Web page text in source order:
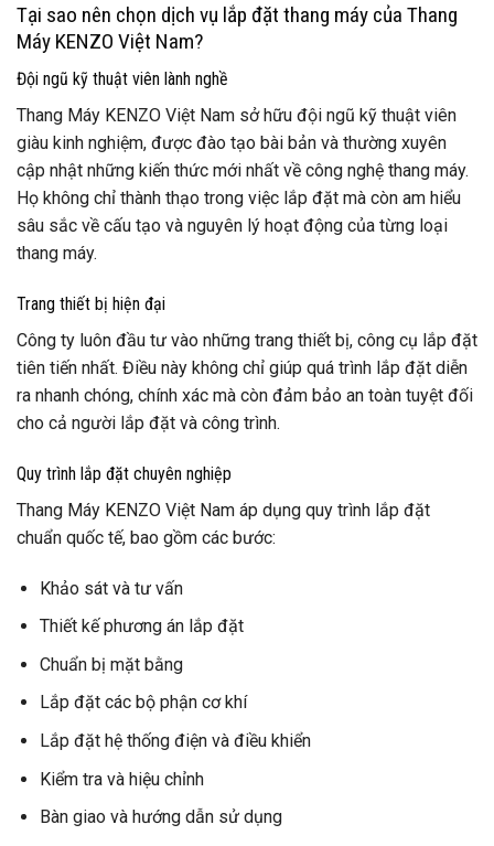
Tại sao nên chọn dịch vụ lắp đặt thang máy của Thang
Máy KENZO Việt Nam?
Đội ngũ kỹ thuật viên lành nghề
Thang Máy KENZO Việt Nam sở hữu đội ngũ kỹ thuật viên
giàu kinh nghiệm, được đào tạo bài bản và thường xuyên
cập nhật những kiến thức mới nhất về công nghệ thang máy.
Họ không chỉ thành thạo trong việc lắp đặt mà còn am hiểu
sâu sắc về cấu tạo và nguyên lý hoạt động của từng loại
thang máy.
Trang thiết bị hiện đại
Công ty luôn đầu tư vào những trang thiết bị, công cụ lắp đặt
tiên tiến nhất. Điều này không chỉ giúp quá trình lắp đặt diễn
ra nhanh chóng, chính xác mà còn đảm bảo an toàn tuyệt đối
cho cả người lắp đặt và công trình.
Quy trình lắp đặt chuyên nghiệp
Thang Máy KENZO Việt Nam áp dụng quy trình lắp đặt
chuẩn quốc tế, bao gồm các bước:
Khảo sát và tư vấn
Thiết kế phương án lắp đặt
Chuẩn bị mặt bằng
Lắp đặt các bộ phận cơ khí
Lắp đặt hệ thống điện và điều khiển
Kiểm tra và hiệu chỉnh
Bàn giao và hướng dẫn sử dụng